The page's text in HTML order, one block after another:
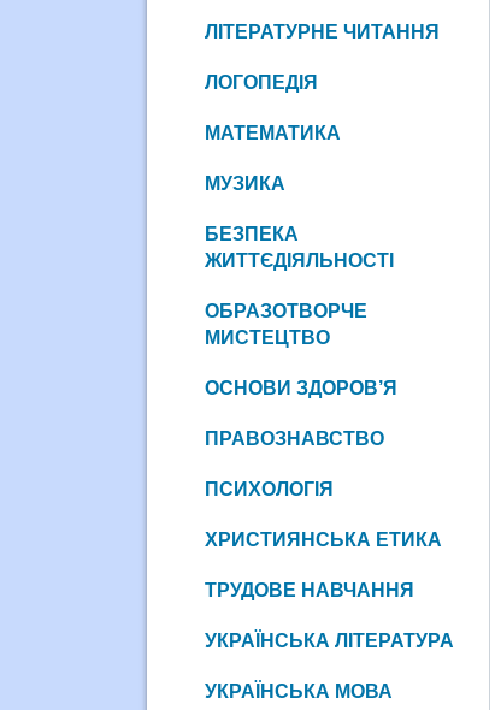
ЛІТЕРАТУРНЕ ЧИТАННЯ
ЛОГОПЕДІЯ
МАТЕМАТИКА
МУЗИКА
БЕЗПЕКА
ЖИТТЄДІЯЛЬНОСТІ
ОБРАЗОТВОРЧЕ
МИСТЕЦТВО
ОСНОВИ ЗДОРОВ’Я
ПРАВОЗНАВСТВО
ПСИХОЛОГІЯ
ХРИСТИЯНСЬКА ЕТИКА
ТРУДОВЕ НАВЧАННЯ
УКРАЇНСЬКА ЛІТЕРАТУРА
УКРАЇНСЬКА МОВА